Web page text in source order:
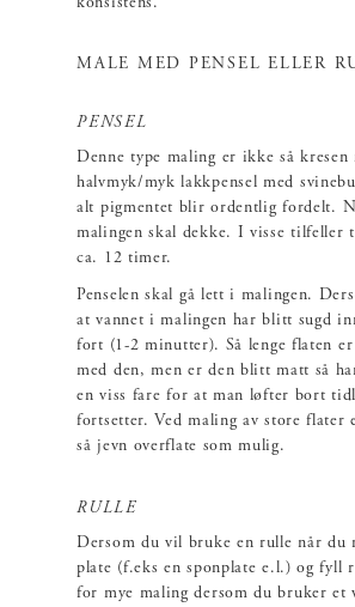
konsistens.
MALE MED PENSEL ELLER
PENSEL
Denne type maling er ikke så
halvmyk/myk lakkpensel med
alt pigmentet blir ordentlig fordelt.
malingen skal dekke. I visse tilfeller
ca. 12 timer.
Penselen skal gå lett i malingen.
at vannet i malingen har blitt sugd
fort (1-2 minutter). Så lenge flaten
med den, men er den blitt matt så
en viss fare for at man løfter bort
fortsetter. Ved maling av store
så jevn overflate som mulig.
RULLE
Dersom du vil bruke en rulle når du
plate (f.eks en sponplate e.l.) og fyll
for mye maling dersom du bruker et